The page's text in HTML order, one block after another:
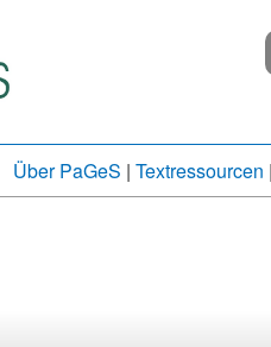
Über PaGeS | Textressourcen |